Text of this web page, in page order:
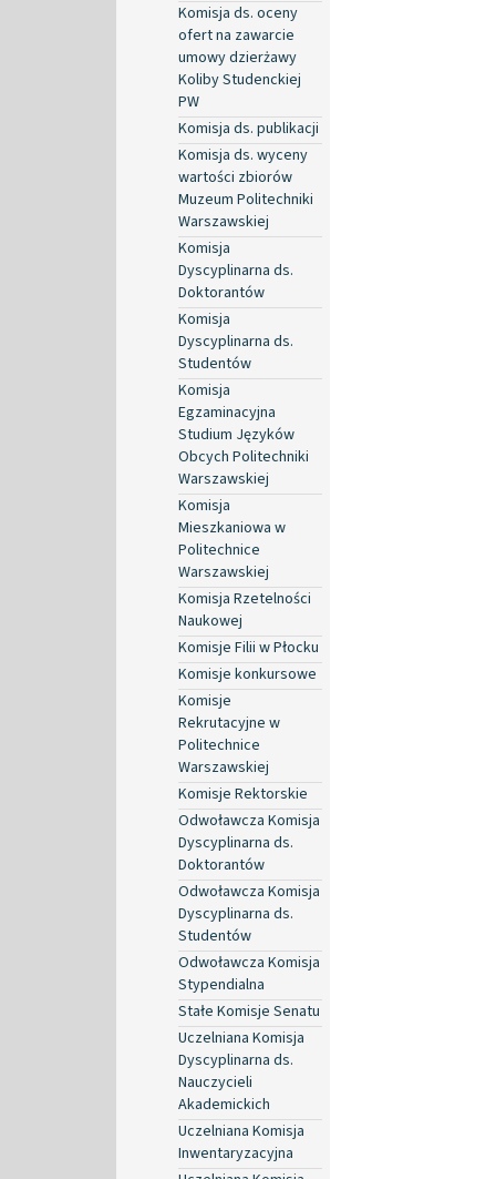
Komisja ds. oceny
ofert na zawarcie
umowy dzierżawy
Koliby Studenckiej
PW
Komisja ds. publikacji
Komisja ds. wyceny
wartości zbiorów
Muzeum Politechniki
Warszawskiej
Komisja
Dyscyplinarna ds.
Doktorantów
Komisja
Dyscyplinarna ds.
Studentów
Komisja
Egzaminacyjna
Studium Języków
Obcych Politechniki
Warszawskiej
Komisja
Mieszkaniowa w
Politechnice
Warszawskiej
Komisja Rzetelności
Naukowej
Komisje Filii w Płocku
Komisje konkursowe
Komisje
Rekrutacyjne w
Politechnice
Warszawskiej
Komisje Rektorskie
Odwoławcza Komisja
Dyscyplinarna ds.
Doktorantów
Odwoławcza Komisja
Dyscyplinarna ds.
Studentów
Odwoławcza Komisja
Stypendialna
Stałe Komisje Senatu
Uczelniana Komisja
Dyscyplinarna ds.
Nauczycieli
Akademickich
Uczelniana Komisja
Inwentaryzacyjna